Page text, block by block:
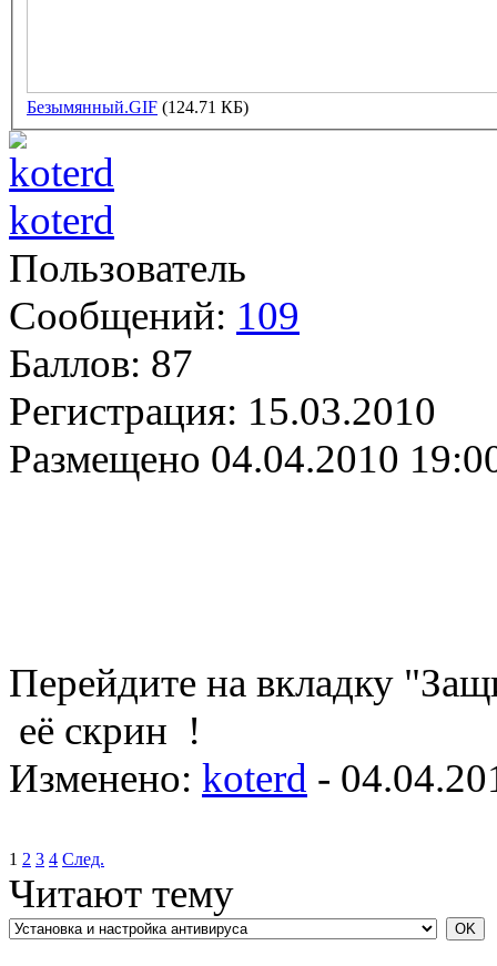
Безымянный.GIF (124.71 КБ)
koterd
Пользователь
Сообщений: 109
Баллов: 87
Регистрация: 15.03.2010
Размещено 04.04.2010
Перейдите на вкладку
её скрин !
Изменено: koterd -
1 2 3 4 След.
Читают тему